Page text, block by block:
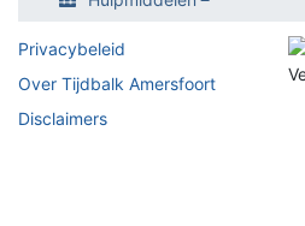
Privacybeleid
Over Tijdbalk Amersfoort
Disclaimers